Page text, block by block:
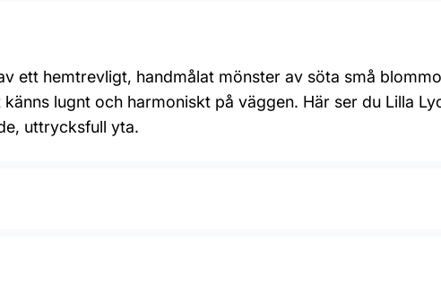
ett hemtrevligt, handmålat mönster av söta små
lugnt och harmoniskt på väggen. Här ser du Lilla
uttrycksfull yta.